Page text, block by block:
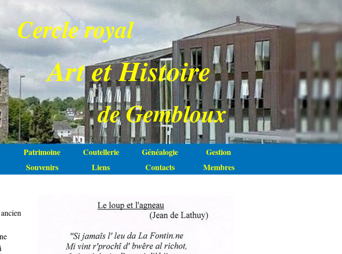
de Gembloux
Art et Histoire
Cercle royal
Patrimoine Coutellerie Généalogie
Gestion
Souvenirs Liens Contacts
Membres